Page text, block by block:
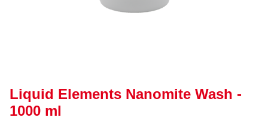
Liquid Elements Nanomite Wash -
1000 ml